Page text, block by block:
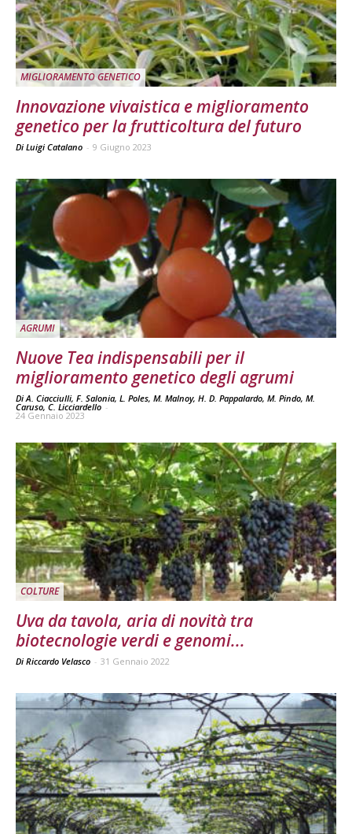
MIGLIORAMENTO GENETICO
Innovazione vivaistica e miglioramento
genetico per la frutticoltura del futuro
Di Luigi Catalano - 9 Giugno 2023
AGRUMI
Nuove Tea indispensabili per il
miglioramento genetico degli agrumi
Di A. Ciacciulli, F. Salonia, L. Poles, M. Malnoy, H. D. Pappalardo, M. Pindo, M.
Caruso, C. Licciardello -
24 Gennaio 2023
COLTURE
Uva da tavola, aria di novità tra
biotecnologie verdi e genomi...
Di Riccardo Velasco - 31 Gennaio 2022